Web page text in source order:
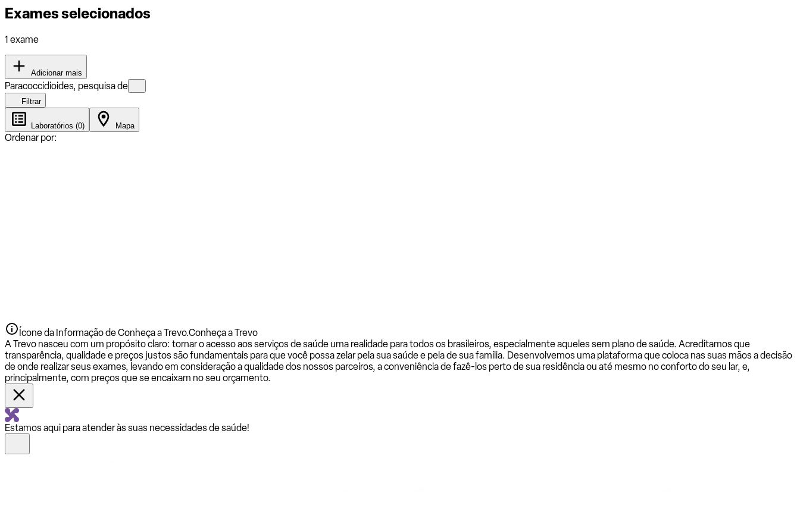
Exames selecionados
1 exame
Adicionar mais
Paracoccidioides, pesquisa de
Filtrar
Laboratórios (0) Mapa
Ordenar por:
Ícone da Informação de Conheça a Trevo.Conheça a Trevo
A Trevo nasceu com um propósito claro: tornar o acesso aos serviços de saúde uma realidade para todos os brasileiros, especialmente aqueles sem plano de saúde. Acreditamos que
transparência, qualidade e preços justos são fundamentais para que você possa zelar pela sua saúde e pela de sua família. Desenvolvemos uma plataforma que coloca nas suas mãos a decisão
de onde realizar seus exames, levando em consideração a qualidade dos nossos parceiros, a conveniência de fazê-los perto de sua residência ou até mesmo no conforto do seu lar, e,
principalmente, com preços que se encaixam no seu orçamento.
Estamos aqui para atender às suas necessidades de saúde!